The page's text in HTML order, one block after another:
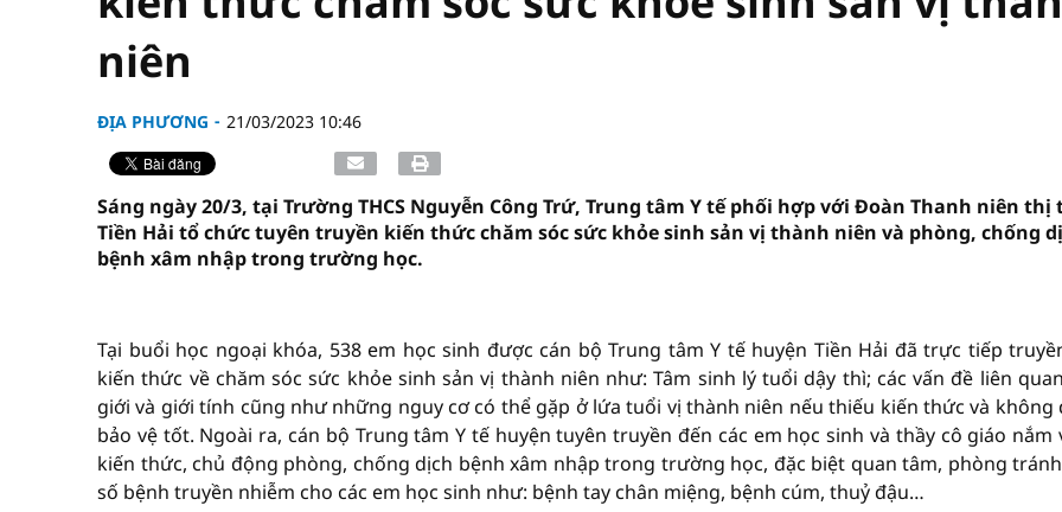
niên
ĐỊA PHƯƠNG 21/03/2023 10:46
Sáng ngày 20/3, tại Trường THCS Nguyễn Công Trứ, Trung tâm Y tế phối hợp với Đoàn Thanh niên thị
Tiền Hải tổ chức tuyên truyền kiến thức chăm sóc sức khỏe sinh sản vị thành niên và phòng, chống
bệnh xâm nhập trong trường học.
Tại buổi học ngoại khóa, 538 em học sinh được cán bộ Trung tâm Y tế huyện Tiền Hải đã trực tiếp
kiến thức về chăm sóc sức khỏe sinh sản vị thành niên như: Tâm sinh lý tuổi dậy thì; các vấn đề liên
giới và giới tính cũng như những nguy cơ có thể gặp ở lứa tuổi vị thành niên nếu thiếu kiến thức và không
bảo vệ tốt. Ngoài ra, cán bộ Trung tâm Y tế huyện tuyên truyền đến các em học sinh và thầy cô giáo nắm
kiến thức, chủ động phòng, chống dịch bệnh xâm nhập trong trường học, đặc biệt quan tâm, phòng
số bệnh truyền nhiễm cho các em học sinh như: bệnh tay chân miệng, bệnh cúm, thuỷ đậu…